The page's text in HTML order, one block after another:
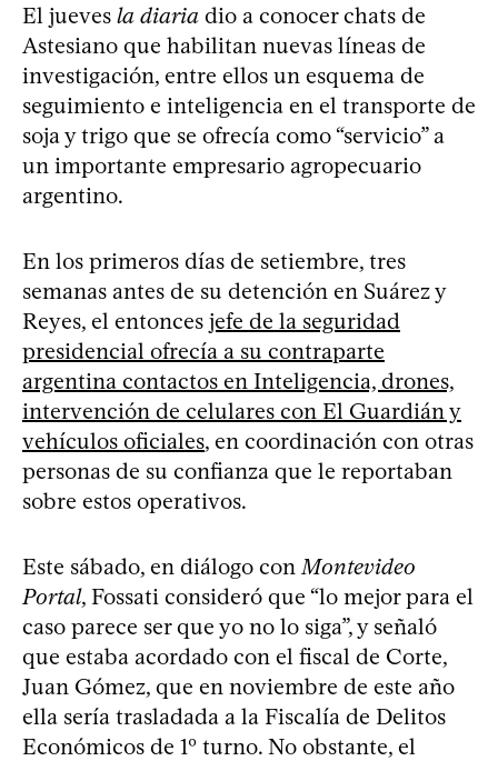
El jueves la diaria dio a conocer chats de
Astesiano que habilitan nuevas líneas de
investigación, entre ellos un esquema de
seguimiento e inteligencia en el transporte de
soja y trigo que se ofrecía como “servicio” a
un importante empresario agropecuario
argentino.
En los primeros días de setiembre, tres
semanas antes de su detención en Suárez y
Reyes, el entonces jefe de la seguridad
presidencial ofrecía a su contraparte
argentina contactos en Inteligencia, drones,
intervención de celulares con El Guardián y
vehículos oficiales, en coordinación con otras
personas de su confianza que le reportaban
sobre estos operativos.
Este sábado, en diálogo con Montevideo
Portal, Fossati consideró que “lo mejor para el
caso parece ser que yo no lo siga”, y señaló
que estaba acordado con el fiscal de Corte,
Juan Gómez, que en noviembre de este año
ella sería trasladada a la Fiscalía de Delitos
Económicos de 1º turno. No obstante, el